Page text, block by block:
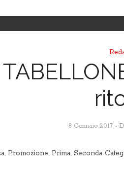
8 Gennaio 2017
Promozione, Prima, Seconda